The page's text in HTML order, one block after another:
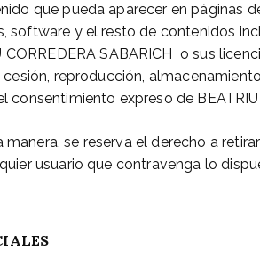
que pueda aparecer en páginas
software y el resto de contenidos
CORREDERA SABARICH o sus
cesión, reproducción,
consentimiento expreso de BEATRIU
manera, se reserva el derecho a
usuario que contravenga lo